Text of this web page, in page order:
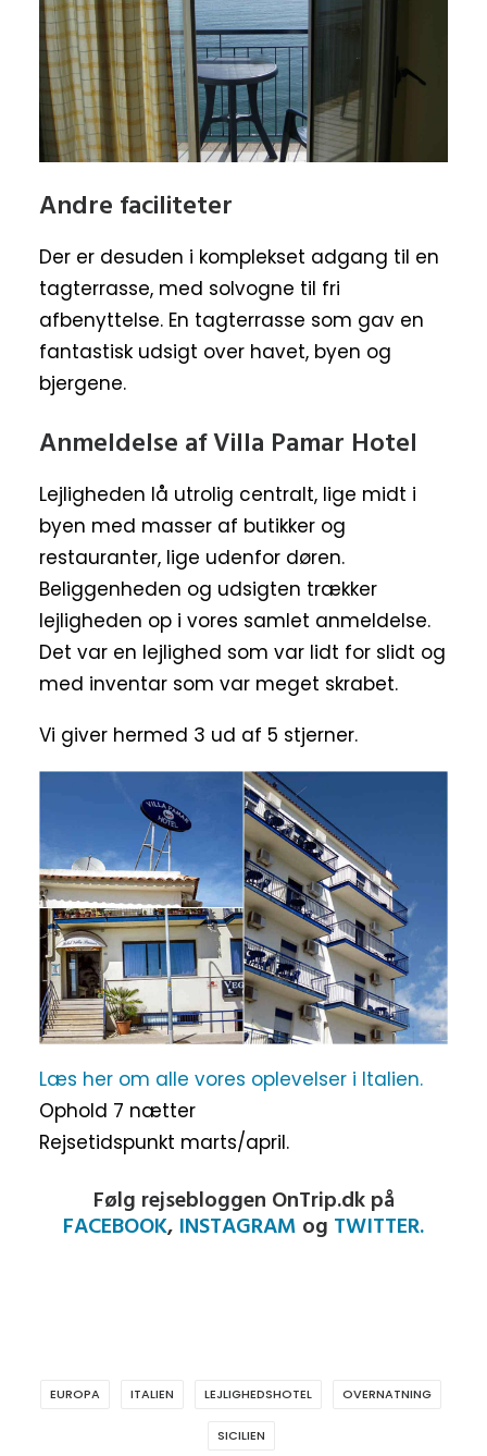
Andre faciliteter
Der er desuden i komplekset adgang til en
tagterrasse, med solvogne til fri
afbenyttelse. En tagterrasse som gav en
fantastisk udsigt over havet, byen og
bjergene.
Anmeldelse af Villa Pamar Hotel
Lejligheden lå utrolig centralt, lige midt i
byen med masser af butikker og
restauranter, lige udenfor døren.
Beliggenheden og udsigten trækker
lejligheden op i vores samlet anmeldelse.
Det var en lejlighed som var lidt for slidt og
med inventar som var meget skrabet.
Vi giver hermed 3 ud af 5 stjerner.
Læs her om alle vores oplevelser i Italien.
Ophold 7 nætter
Rejsetidspunkt marts/april.
Følg rejsebloggen OnTrip.dk på
FACEBOOK, INSTAGRAM og TWITTER.
EUROPA ITALIEN LEJLIGHEDSHOTEL OVERNATNING
SICILIEN